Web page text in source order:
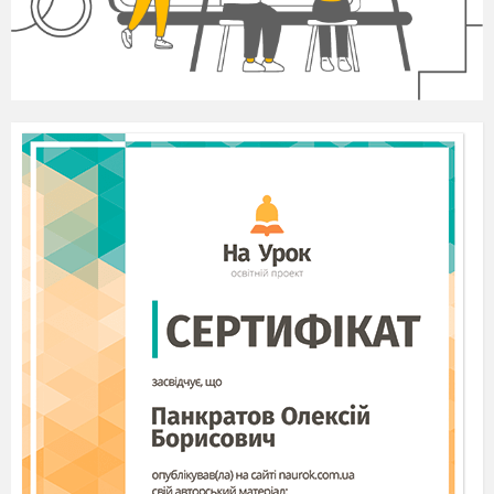
звичаї і традиції у нас самі красиві.
нехай дуже багато нам у спадок залишилось
від язичників, але ж
вони такі яскраві та
- Колись після весняних співів, святкували
зеленої неділі. Проводів у жито русалок.
Молодь у селі готувалась до чудового свята
літнього сонцестояння – Івана Купала.
Фонограма «Спів птахів»»
- Це як раз була середина літа , коли сонце
стоїть найвище, а квіти, трави, дерева буяють у
зелені, набравшись цілющої сили.
- Коли я була ще зовсім мала, моя бабуся у цей
день говорила:
ти завтра вставай, дорогенька,
раненько , бо на Івана Купала сонце буде
купатись. Тільки треба дуже рано , щоб
побачити, як сходить. Вийди туди на горбок аж